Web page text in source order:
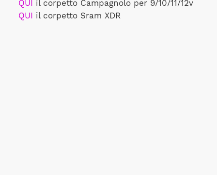
QUI il corpetto Campagnolo per 9/10/11/12v
QUI il corpetto Sram XDR